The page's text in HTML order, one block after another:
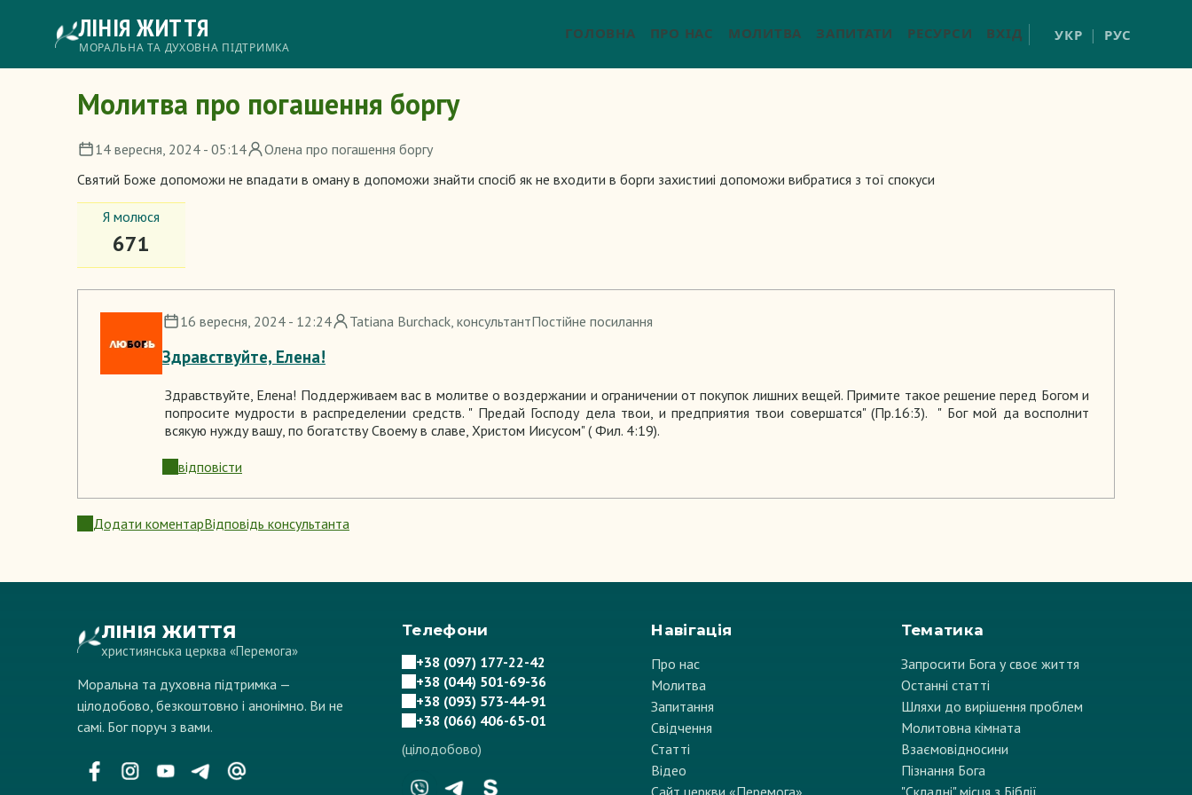
основного
ЛІНІЯ ЖИТТЯ
МОРАЛЬНА ТА ДУХОВНА ПІДТРИМКА
ГОЛОВНА ПРО НАС МОЛИТВА ЗАПИТАТИ РЕСУРСИ ВХІД УКР РУС
Молитва про погашення боргу
14 вересня, 2024 - 05:14
Олена про погашення боргу
Святий Боже допоможи не впадати в оману в допоможи знайти спосіб як не входити в борги захистииі допоможи вибратися з тої спокуси
Я молюся
671
16 вересня, 2024 - 12:24 Tatiana Burchack, консультантПостійне посилання
Здравствуйте, Елена!
Здравствуйте, Елена! Поддерживаем вас в молитве о воздержании и ограничении от покупок лишних вещей. Примите такое решение перед Богом и
попросите мудрости в распределении средств. " Предай Господу дела твои, и предприятия твои совершатся" (Пр.16:3). " Бог мой да восполнит
всякую нужду вашу, по богатству Своему в славе, Христом Иисусом" ( Фил. 4:19).
відповісти
Додати коментарВідповідь консультанта
ЛІНІЯ ЖИТТЯ
християнська церква «Перемога»
Моральна та духовна підтримка —
цілодобово, безкоштовно і анонімно. Ви не
самі. Бог поруч з вами.
Телефони
+38 (097) 177-22-42
+38 (044) 501-69-36
+38 (093) 573-44-91
+38 (066) 406-65-01
(цілодобово)
Навігація
Про нас
Молитва
Запитання
Свідчення
Статті
Відео
Сайт церкви «Перемога»
Тематика
Запросити Бога у своє життя
Останні статті
Шляхи до вирішення проблем
Молитовна кімната
Взаємовідносини
Пізнання Бога
"Складні" місця з Біблії